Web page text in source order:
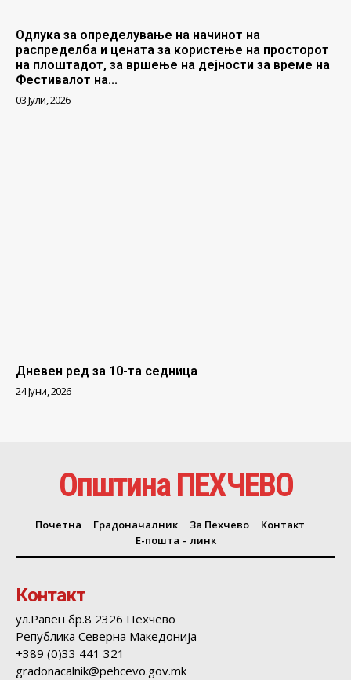
Одлука за определување на начинот на
распределба и цената за користење на просторот
на плоштадот, за вршење на дејности за време на
Фестивалот на...
03 Јули, 2026
Дневен ред за 10-та седница
24 Јуни, 2026
Општина ПЕХЧЕВО
Почетна Градоначалник За Пехчево
Контакт
Е-пошта – линк
Контакт
ул.Равен бр.8 2326 Пехчево
Република Северна Македонија
+389 (0)33 441 321
gradonacalnik@pehcevo.gov.mk